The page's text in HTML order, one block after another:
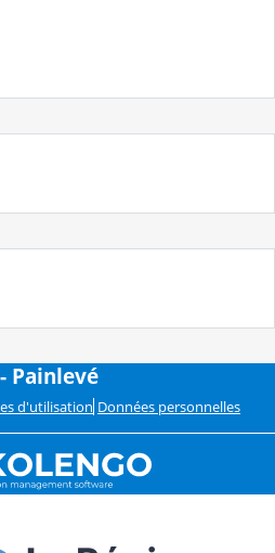
Painlevé
d'utilisation Données personnelles